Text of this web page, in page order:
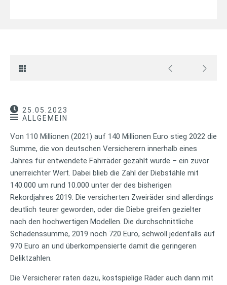
25.05.2023
ALLGEMEIN
Von 110 Millionen (2021) auf 140 Millionen Euro stieg 2022 die
Summe, die von deutschen Versicherern innerhalb eines
Jahres für entwendete Fahrräder gezahlt wurde – ein zuvor
unerreichter Wert. Dabei blieb die Zahl der Diebstähle mit
140.000 um rund 10.000 unter der des bisherigen
Rekordjahres 2019. Die versicherten Zweiräder sind allerdings
deutlich teurer geworden, oder die Diebe greifen gezielter
nach den hochwertigen Modellen. Die durchschnittliche
Schadenssumme, 2019 noch 720 Euro, schwoll jedenfalls auf
970 Euro an und überkompensierte damit die geringeren
Deliktzahlen.
Die Versicherer raten dazu, kostspielige Räder auch dann mit